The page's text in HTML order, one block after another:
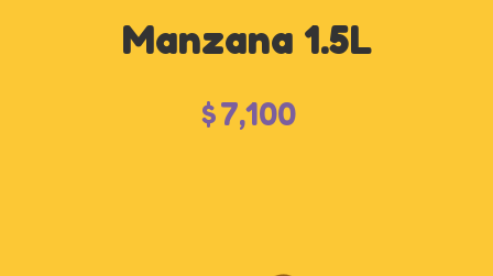
Manzana 1.5L
$7,100